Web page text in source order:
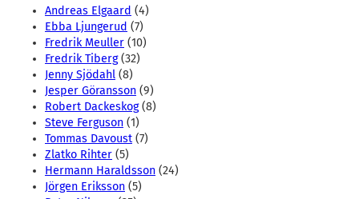
Andreas Elgaard (4)
Ebba Ljungerud (7)
Fredrik Meuller (10)
Fredrik Tiberg(32)
Jenny Sjödahl (8)
Jesper Göransson (9)
Robert Dackeskog(8)
Steve Ferguson (1)
Tommas Davoust (7)
Zlatko Rihter (5)
Hermann Haraldsson (24)
Jörgen Eriksson (5)